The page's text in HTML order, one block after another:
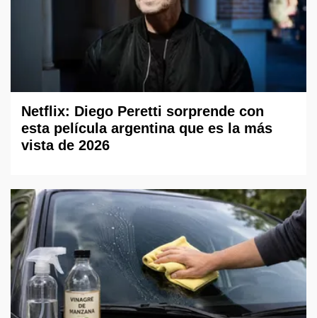
Netflix: Diego Peretti sorprende con
esta película argentina que es la más
vista de 2026